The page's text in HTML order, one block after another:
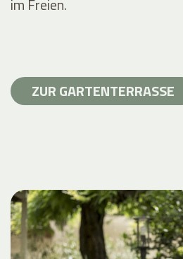
im Freien.
ZUR GARTENTERRASSE